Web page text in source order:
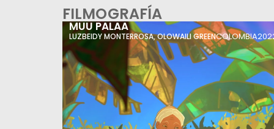
FILMOGRAFÍA
MUU PALAA
LUZBEIDY MONTERROSA,OLOWAILI GREENCOLOMBIA